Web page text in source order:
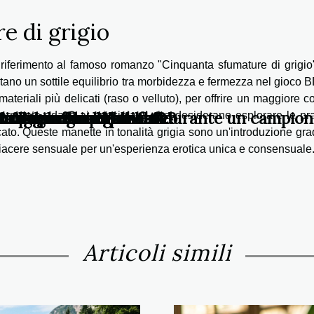
di grigio
al famoso romanzo "Cinquanta sfumature di
un sottile equilibrio tra morbidezza e fermezza nel gioco
più delicati (raso o velluto), per offrire un maggiore
adatte ai principianti che desiderano esplorare le
Queste manette in tonalità grigia sono un'introduzione
sensuale per un'esperienza erotica unica e consensuale.
Articoli simili
per le tue avventure?
tongue drum
raggiungere l'obiettivo
squadra di basket durante un
ma efficaci per farlo
di una loop station ?
globale
dai social network